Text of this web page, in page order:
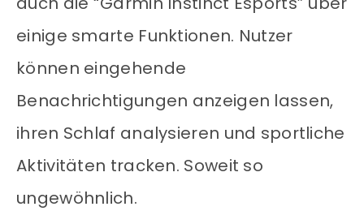
einige smarte Funktionen. Nutzer
können eingehende
Benachrichtigungen anzeigen lassen,
ihren Schlaf analysieren und sportliche
Aktivitäten tracken. Soweit so
ungewöhnlich.